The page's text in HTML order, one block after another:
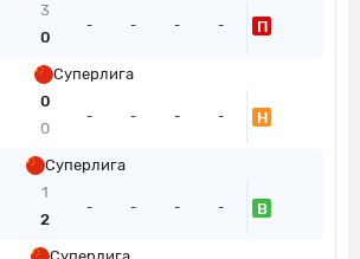
3
0
- - - - П
Суперлига
0
0
- - - - Н
Суперлига
1
2
- - - - В